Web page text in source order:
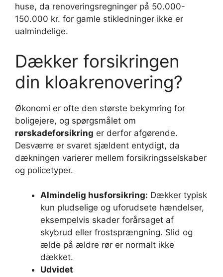
huse, da renoveringsregninger på 50.000-
150.000 kr. for gamle stikledninger ikke er
ualmindelige.
Dækker forsikringen
din kloakrenovering?
Økonomi er ofte den største bekymring for
boligejere, og spørgsmålet om
rørskadeforsikring er derfor afgørende.
Desværre er svaret sjældent entydigt, da
dækningen varierer mellem forsikringsselskaber
og policetyper.
Almindelig husforsikring: Dækker typisk
kun pludselige og uforudsete hændelser,
eksempelvis skader forårsaget af
skybrud eller frostsprængning. Slid og
ælde på ældre rør er normalt ikke
dækket.
Udvidet